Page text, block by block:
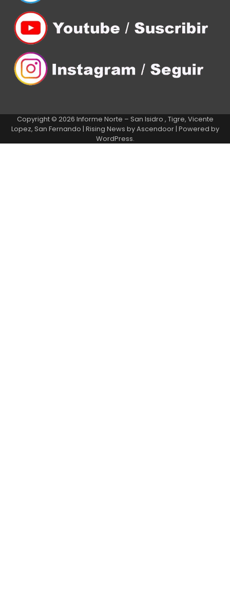
Copyright © 2026 Informe Norte – San Isidro , Tigre, Vicente
Lopez, San Fernando | Rising News byAscendoor| Powered by
WordPress.